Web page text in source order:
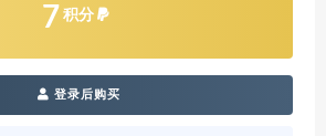
7 积分
登录后购买